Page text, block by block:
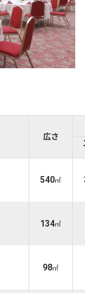
広さ
540㎡
134㎡
98㎡